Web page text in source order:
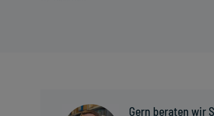
Erwachsene
Gern beraten wir